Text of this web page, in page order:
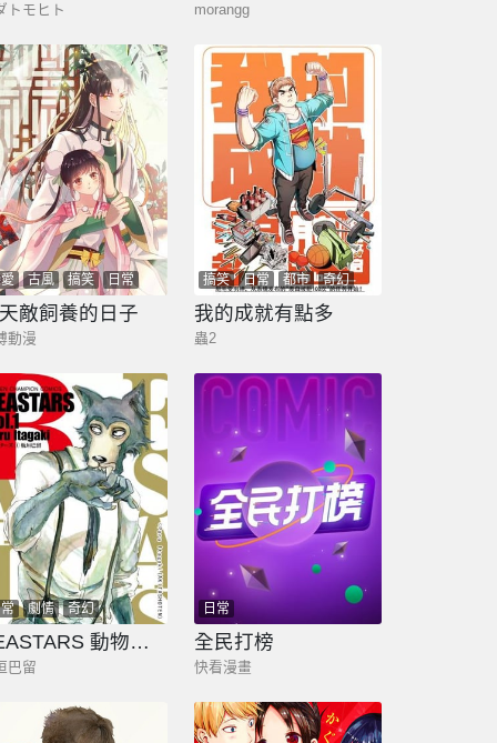
トモヒト morangg
古風 搞笑
日常
奇幻
敵飼養的日子
動漫
搞笑 日常 都市 奇幻
我的成就有點多
蟲2
劇情 奇幻
BEASTARS 動物狂想曲
巴留
日常
全民打榜
快看漫畫